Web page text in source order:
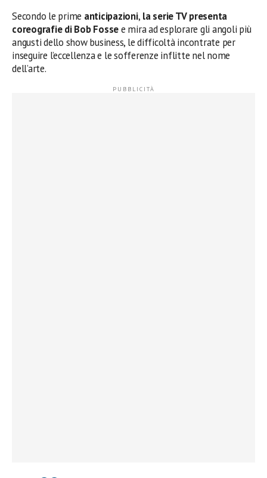
Secondo le prime anticipazioni, la serie TV presenta
coreografie di Bob Fossee mira ad esplorare gli angoli più
angusti dello show business, le difficoltà incontrate per
inseguire l’eccellenza e le sofferenze inflitte nel nome
dell’arte.